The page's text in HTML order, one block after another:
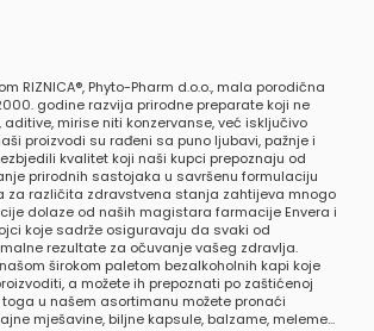
RIZNICA®, Phyto-Pharm d.o.o., mala porodična
godine razvija prirodne preparate koji ne
aditive, mirise niti konzervanse, već isključivo
proizvodi su rađeni sa puno ljubavi, pažnje i
kvalitet koji naši kupci prepoznaju od
prirodnih sastojaka u savršenu formulaciju
za različita zdravstvena stanja zahtijeva mnogo
dolaze od naših magistara farmacije Envera i
koje sadrže osiguravaju da svaki od
rezultate za očuvanje vašeg zdravlja.
širokom paletom bezalkoholnih kapi koje
a možete ih prepoznati po zaštićenoj
toga u našem asortimanu možete pronaći
mješavine, biljne kapsule, balzame, meleme…